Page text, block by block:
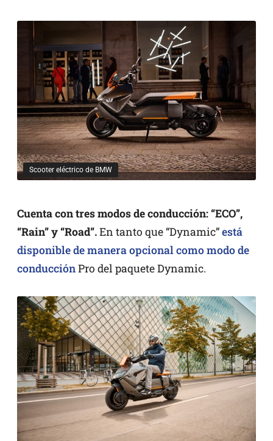
Scooter eléctrico de BMW
Cuenta con tres modos de conducción: “ECO”,
“Rain” y “Road”.En tanto que “Dynamic”está
disponible de manera opcional como modo de
conducciónPro del paquete Dynamic.